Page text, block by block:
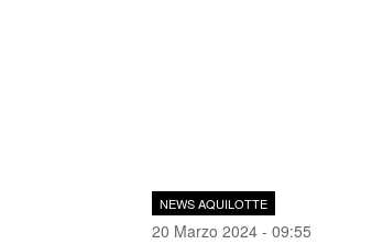
NEWS AQUILOTTE
20 Marzo 2024 - 09:55